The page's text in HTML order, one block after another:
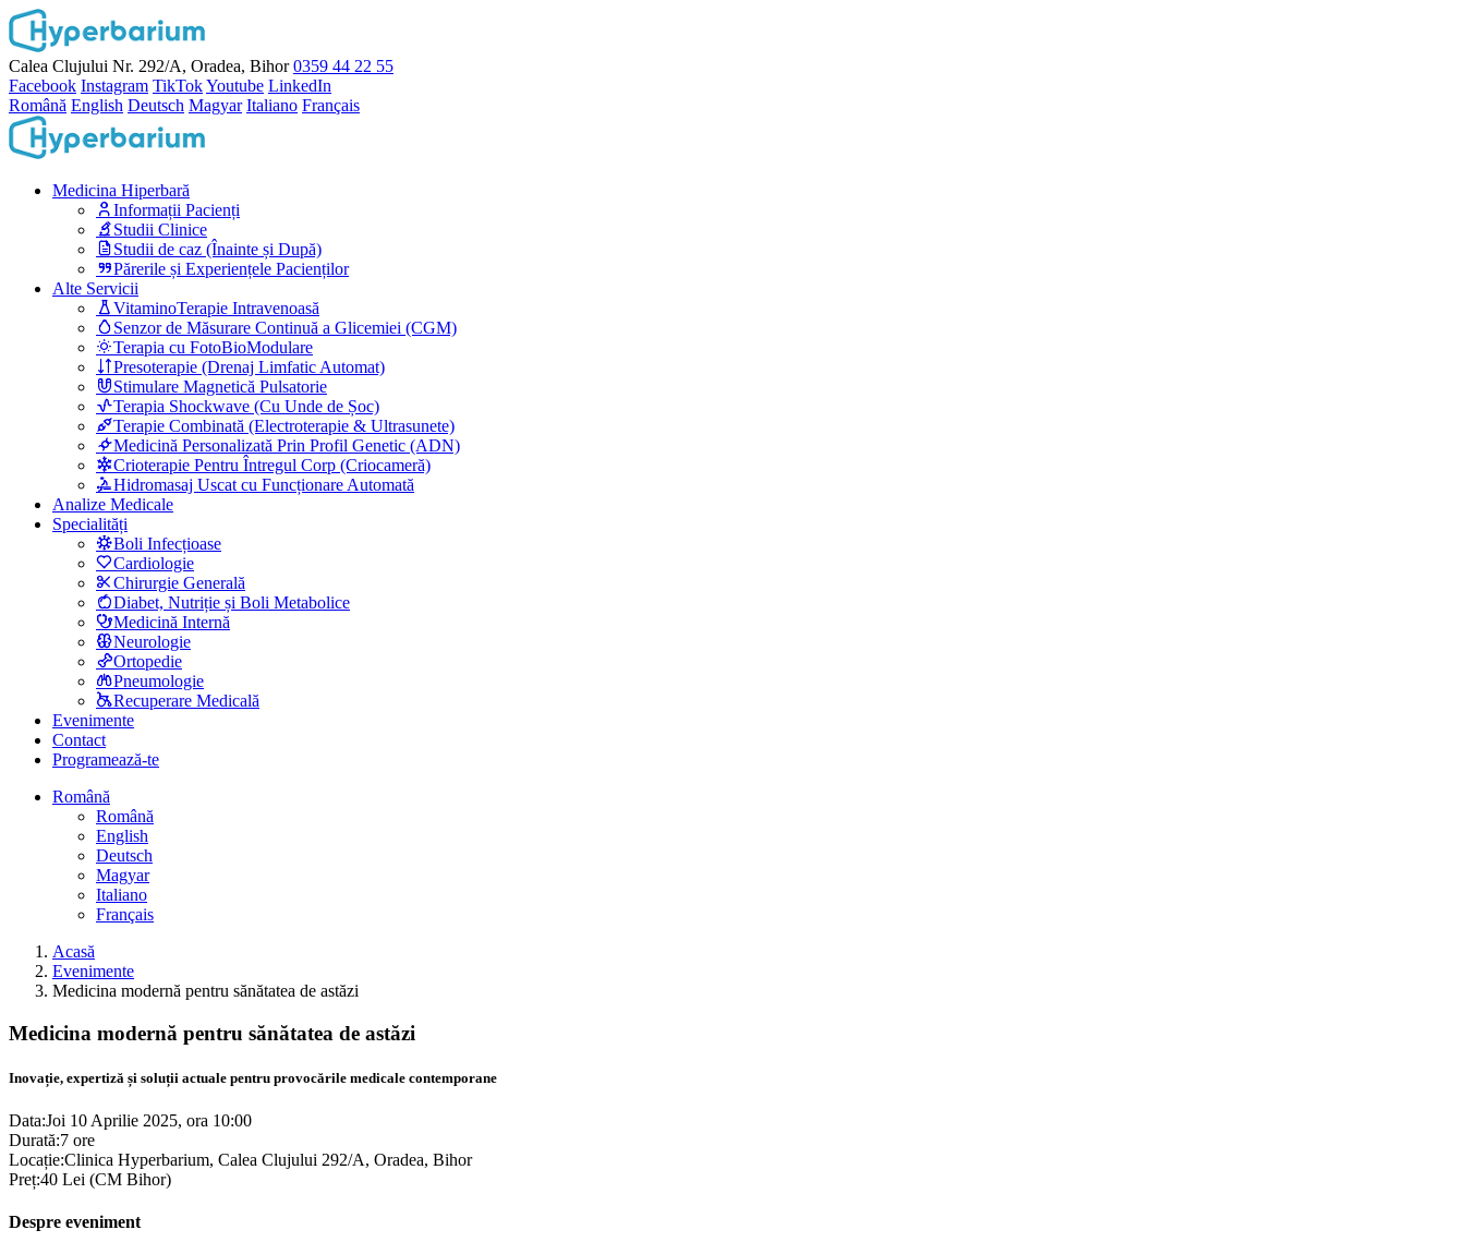
Calea Clujului Nr. 292/A, Oradea, Bihor 0359 44 22 55
Facebook Instagram TikTokYoutube LinkedIn
Română English Deutsch Magyar Italiano Français
Medicina Hiperbară
Informații Pacienți
Studii Clinice
Studii de caz (Înainte și După)
Părerile și Experiențele Pacienților
Alte Servicii
VitaminoTerapie Intravenoasă
Senzor de Măsurare Continuă a Glicemiei (CGM)
Terapia cu FotoBioModulare
Presoterapie (Drenaj Limfatic Automat)
Stimulare Magnetică Pulsatorie
Terapia Shockwave (Cu Unde de Șoc)
Terapie Combinată (Electroterapie & Ultrasunete)
Medicină Personalizată Prin Profil Genetic (ADN)
Crioterapie Pentru Întregul Corp (Criocameră)
Hidromasaj Uscat cu Funcționare Automată
Analize Medicale
Specialități
Boli Infecțioase
Cardiologie
Chirurgie Generală
Diabet, Nutriție și Boli Metabolice
Medicină Internă
Neurologie
Ortopedie
Pneumologie
Recuperare Medicală
Evenimente
Contact
Programează-te
Română
Română
English
Deutsch
Magyar
Italiano
Français
Acasă
Evenimente
Medicina modernă pentru sănătatea de astăzi
Medicina modernă pentru sănătatea de astăzi
Inovație, expertiză și soluții actuale pentru provocările medicale contemporane
Data:Joi 10 Aprilie 2025, ora 10:00
Durată:7 ore
Locație:Clinica Hyperbarium, Calea Clujului 292/A, Oradea, Bihor
Preț:40 Lei (CM Bihor)
Despre eveniment